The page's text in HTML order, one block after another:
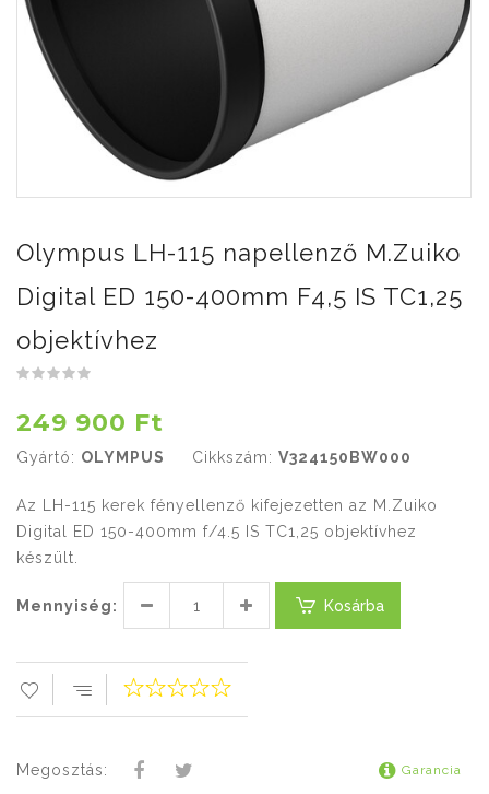
Olympus LH-115 napellenző M.Zuiko
Digital ED 150-400mm F4,5 IS TC1,25
objektívhez
249 900 Ft
Gyártó: OLYMPUS Cikkszám: V324150BW000
Az LH-115 kerek fényellenző kifejezetten az M.Zuiko
Digital ED 150-400mm f/4.5 IS TC1,25 objektívhez
készült.
Mennyiség: Kosárba
Megosztás: Garancia